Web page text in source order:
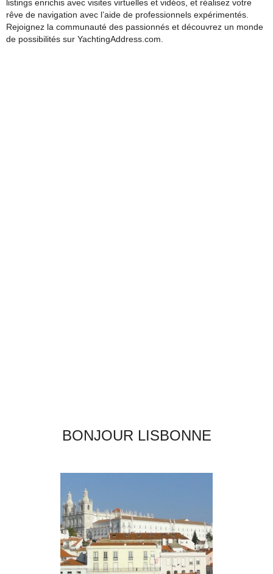
listings enrichis avec visites virtuelles et vidéos, et réalisez votre
rêve de navigation avec l’aide de professionnels expérimentés.
Rejoignez la communauté des passionnés et découvrez un monde
de possibilités sur YachtingAddress.com.
BONJOUR LISBONNE